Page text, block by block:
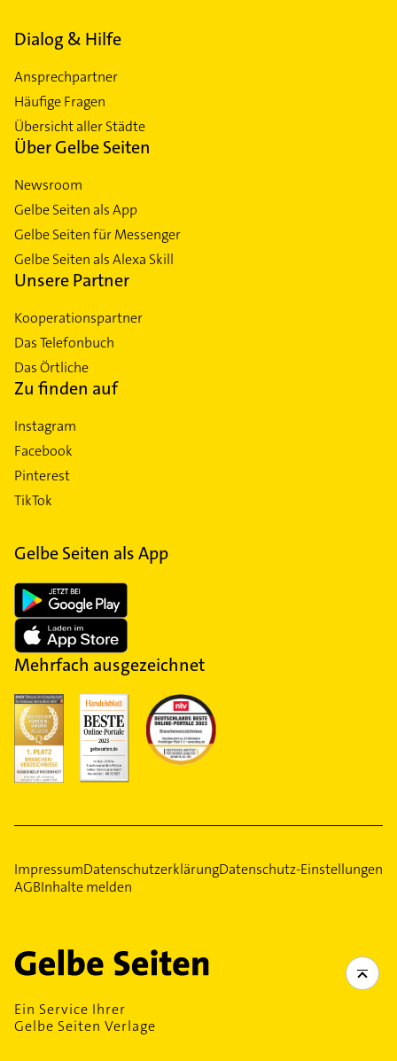
Dialog & Hilfe
Ansprechpartner
Häufige Fragen
Übersicht aller Städte
Über Gelbe Seiten
Newsroom
Gelbe Seiten als App
Gelbe Seiten für Messenger
Gelbe Seiten als Alexa Skill
Unsere Partner
Kooperationspartner
Das Telefonbuch
Das Örtliche
Zu finden auf
Instagram
Facebook
Pinterest
TikTok
Gelbe Seiten als App
Mehrfach ausgezeichnet
ImpressumDatenschutzerklärungDatenschutz-Einstellungen
AGBInhalte melden
Ein Service Ihrer
Gelbe Seiten Verlage